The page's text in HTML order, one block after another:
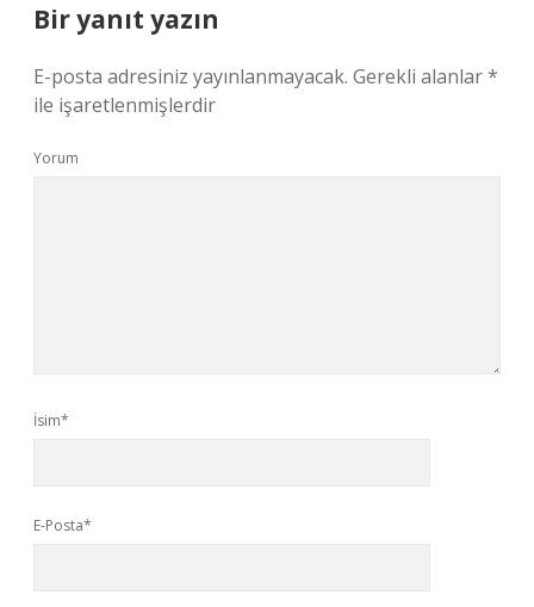
Bir yanıt yazın
E-posta adresiniz yayınlanmayacak. Gerekli alanlar*
ile işaretlenmişlerdir
Yorum
İsim*
E-Posta*